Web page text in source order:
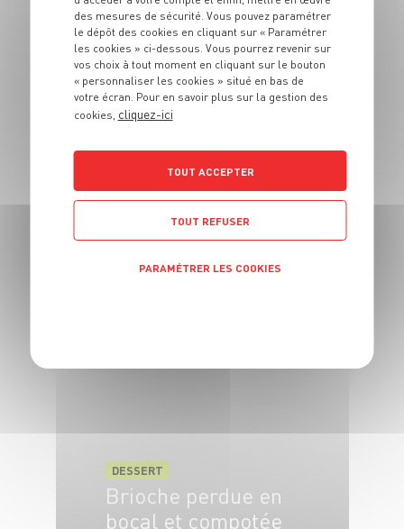
DESSERT
Cheesecake au
spéculoos et kiwis
8 pers. 40 min
Petits soufflés au
DESSERT
Brioche perdue en
bocal et compotée
des mesures de sécurité. Vous pouvez paramétrer
le dépôt des cookies en cliquant sur « Paramétrer
les cookies » ci-dessous. Vous pourrez revenir sur
vos choix à tout moment en cliquant sur le bouton
« personnaliser les cookies » situé en bas de
votre écran. Pour en savoir plus sur la gestion des
cookies, cliquez-ici
TOUT ACCEPTER
TOUT REFUSER
PARAMÉTRER LES COOKIES